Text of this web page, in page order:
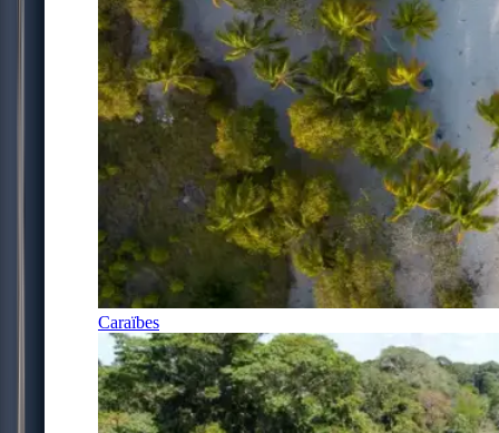
Caraïbes